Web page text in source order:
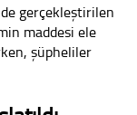
gerçekleştirilen
maddesi ele
şüpheliler